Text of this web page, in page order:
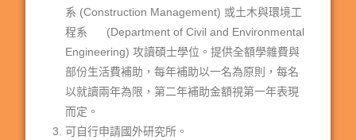
系 (Construction Management) 或土木與環境工
程系 (Department of Civil and Environmental
Engineering) 攻讀碩士學位。提供全額學雜費與
部份生活費補助，每年補助以一名為原則，每名
以就讀兩年為限，第二年補助金額視第一年表現
而定。
可自行申請國外研究所。